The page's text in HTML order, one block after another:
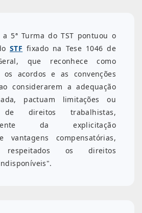
5ª Turma do TST pontuou o
STF fixado na Tese 1046 de
que reconhece como
os acordos e as convenções
considerarem a adequação
pactuam limitações ou
de direitos trabalhistas,
da explicitação
vantagens compensatórias,
os direitos